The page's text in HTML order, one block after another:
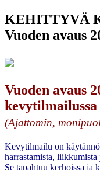
KEHITTYVÄ
Vuoden avaus
Vuoden avaus
kevytilmailussa
(Ajattomin,
Kevytilmailu on
harrastamista,
Se tapahtuu kerhoissa ja